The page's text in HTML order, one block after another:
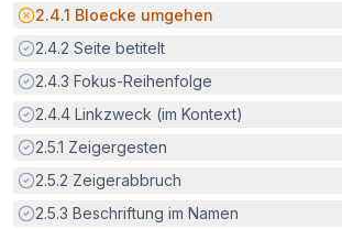
Potenzielle Barriere:
2.4.1 Bloecke umgehen
Erfüllt:
2.4.2 Seite betitelt
Erfüllt:
2.4.3 Fokus-Reihenfolge
Erfüllt:
2.4.4 Linkzweck (im Kontext)
Erfüllt:
2.5.1 Zeigergesten
Erfüllt:
2.5.2 Zeigerabbruch
Erfüllt:
2.5.3 Beschriftung im Namen